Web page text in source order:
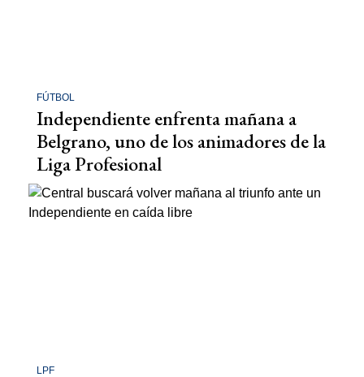
FÚTBOL
Independiente enfrenta mañana a
Belgrano, uno de los animadores de la
Liga Profesional
LPF